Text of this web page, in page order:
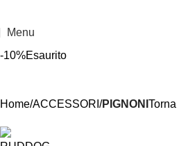
Menu
-10%Esaurito
Home ACCESSORI PIGNONI Torna